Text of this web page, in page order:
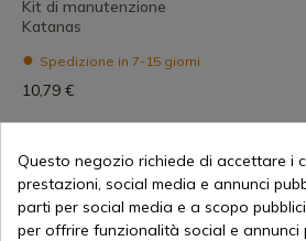
Kit di manutenzione
Katanas
Spedizione in 7-15 giorni
10,79 €
Questo negozio richiede di accettare i
prestazioni, social media e annunci
parti per social media e a scopo
per offrire funzionalità social e annunci